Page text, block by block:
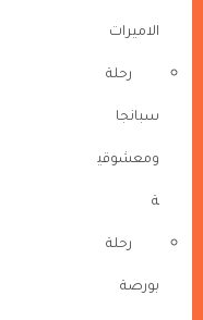
الاميرات
رحلة
سبانجا
ومعشوقي
ة
رحلة
بورصة